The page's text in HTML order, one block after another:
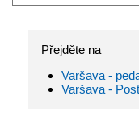
Přejděte na
Varšava -
Varšava -